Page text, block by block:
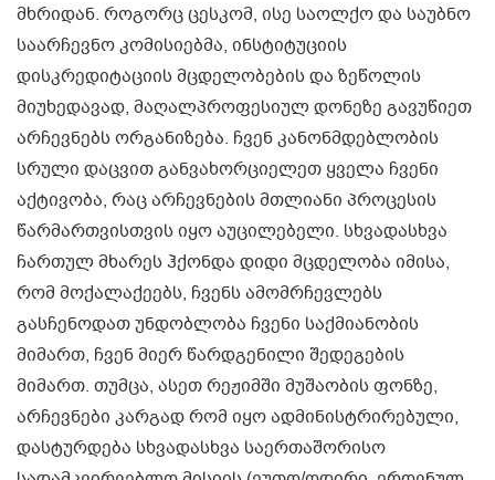
მხრიდან. როგორც ცესკომ, ისე საოლქო და საუბნო
საარჩევნო კომისიებმა, ინსტიტუციის
დისკრედიტაციის მცდელობების და ზეწოლის
მიუხედავად, მაღალპროფესიულ დონეზე გავუწიეთ
არჩევნებს ორგანიზება. ჩვენ კანონმდებლობის
სრული დაცვით განვახორციელეთ ყველა ჩვენი
აქტივობა, რაც არჩევნების მთლიანი პროცესის
წარმართვისთვის იყო აუცილებელი. სხვადასხვა
ჩართულ მხარეს ჰქონდა დიდი მცდელობა იმისა,
რომ მოქალაქეებს, ჩვენს ამომრჩევლებს
გასჩენოდათ უნდობლობა ჩვენი საქმიანობის
მიმართ, ჩვენ მიერ წარდგენილი შედეგების
მიმართ. თუმცა, ასეთ რეჟიმში მუშაობის ფონზე,
არჩევნები კარგად რომ იყო ადმინისტრირებული,
დასტურდება სხვადასხვა საერთაშორისო